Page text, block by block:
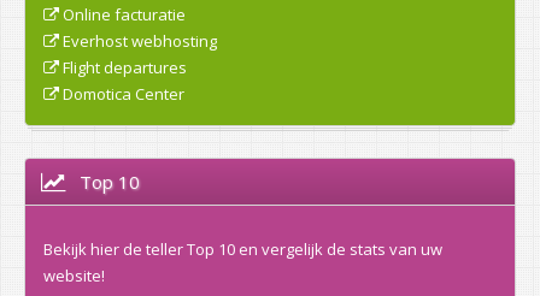
Online facturatie
Everhost webhosting
Flight departures
Domotica Center
Top 10
Bekijk hier de teller Top 10 en vergelijk de stats van uw
website!